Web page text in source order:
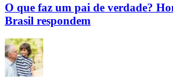
O que faz um pai de verdade?
Brasil respondem